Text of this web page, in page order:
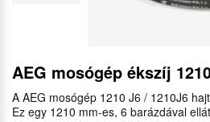
AEG mosógép ékszíj
A AEG mosógép 1210 J6 / 1210J6
Ez egy 1210 mm-es, 6 barázdával